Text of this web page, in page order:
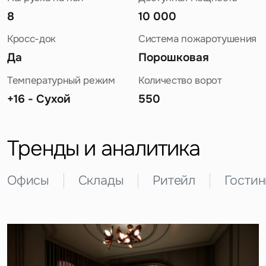
8 10 000
Кросс-док
Да
Система пожаротушения
Порошковая
Температурный режим
+16 - Сухой
Количество ворот
550
Тренды и аналитика
Офисы Склады Ритейл
Задайте свой вопрос
Предложение
Это обязательное поле